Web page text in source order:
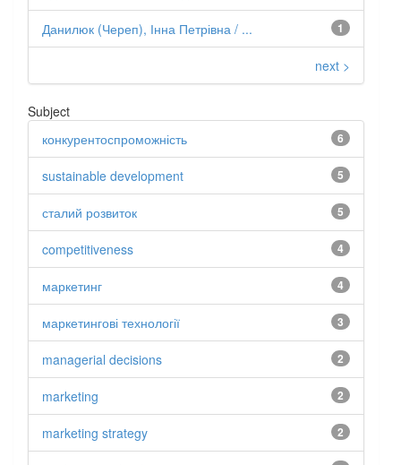
1
Данилюк (Череп), Інна Петрівна / ...
next >
Subject
6
конкурентоспроможність
5
sustainable development
5
сталий розвиток
4
competitiveness
4
маркетинг
3
маркетингові технології
2
managerial decisions
2
marketing
2
marketing strategy